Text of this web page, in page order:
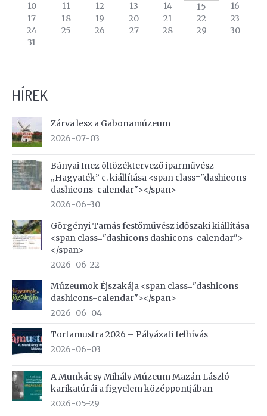
events
10
11 12 13 14 15
16
17
18 19 20 21 22
23
24
25 26 27 28 29
30
31
HÍREK
Zárva lesz a Gabonamúzeum
2026-07-03
Bányai Inez öltözéktervező iparművész
„Hagyaték” c. kiállítása <span class="dashicons
dashicons-calendar"></span>
2026-06-30
Görgényi Tamás festőművész időszaki kiállítása
<span class="dashicons dashicons-calendar">
</span>
2026-06-22
Múzeumok Éjszakája <span class="dashicons
dashicons-calendar"></span>
2026-06-04
Tortamustra 2026 – Pályázati felhívás
2026-06-03
A Munkácsy Mihály Múzeum Mazán László-
karikatúrái a figyelem középpontjában
2026-05-29